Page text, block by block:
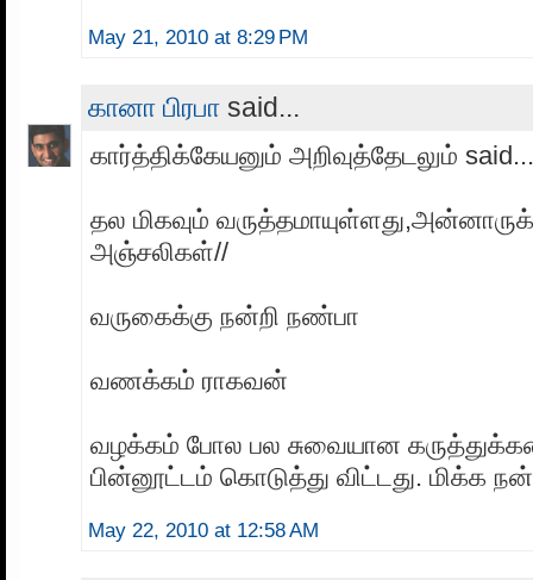
May 21, 2010 at 8:29 PM
கானா பிரபா said...
கார்த்திக்கேயனும் அறிவுத்தேடலும் said...
தல மிகவும்
அஞ்சலிகள்//
வருகைக்கு நன்றி நண்பா
வணக்கம் ராகவன்
வழக்கம் போல பல சுவையான
பின்னூட்டம் கொடுத்து விட்டது. மிக்க
May 22, 2010 at 12:58 AM